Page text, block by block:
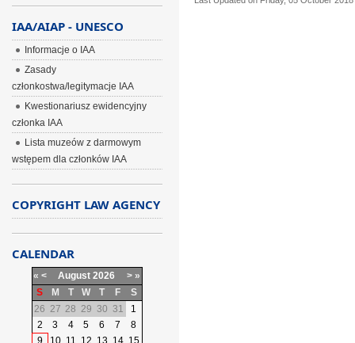
IAA/AIAP - UNESCO
Informacje o IAA
Zasady
członkostwa/legitymacje IAA
Kwestionariusz ewidencyjny
członka IAA
Lista muzeów z darmowym
wstępem dla członków IAA
COPYRIGHT LAW AGENCY
CALENDAR
« < August 2026 > »
S
M T W T F
S
26 27 28 29 30 31
1
2
3 4 5 6 7
8
9
10 11 12 13 14 15